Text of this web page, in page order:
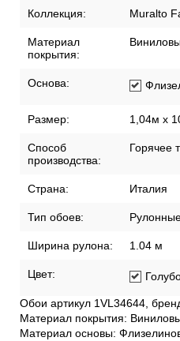
Коллекция: Muralto
Материал
покрытия:
Основа:
Размер: 1,04м х
Способ
производства:
Горячее
Страна: Италия
Тип обоев:
Ширина рулона: 1.04 м
Цвет:
Обои артикул 1VL34644,
Материал покрытия:
Материал основы: